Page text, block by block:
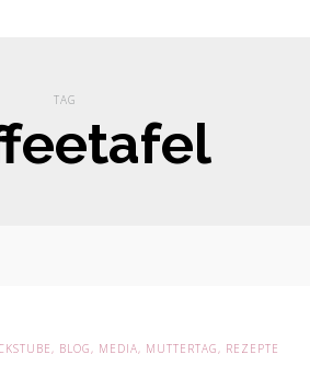
TAG
, BLOG, MEDIA, MUTTERTAG, REZEPTE